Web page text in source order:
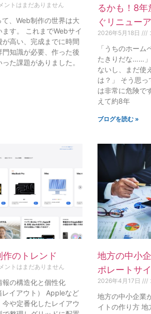
ントはまだありません
、Web制作の世界は大
す。 これまでWebサイ
高い、完成までに時間
知識が必要、作った後
た課題がありました。
るかも！8年
ぐリニュー
2026年5月18日
「うちのホー
たきりだな……」
ないし、まだ使
は？」 そう思
は非常に危険で
えて約8年
ブログを読む »
のトレンド
ントはまだありません
の構造化と個性化
イアウト） Appleなど
や定番化したレイアウ
地方の中小
ポレートサ
2026年4月17日
地方の中小企業
イトの作り方